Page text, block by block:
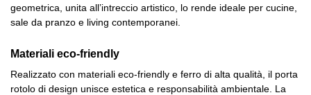
geometrica, unita all’intreccio artistico, lo rende ideale per cucine,
sale da pranzo e living contemporanei.
Materiali eco-friendly
Realizzato con materiali eco-friendly e ferro di alta qualità, il porta
rotolo di design unisce estetica e responsabilità ambientale. La